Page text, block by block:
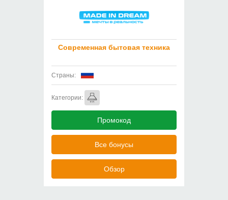
Современная бытовая техника
Страны:
Категории:
Промокод
Все бонусы
Обзор